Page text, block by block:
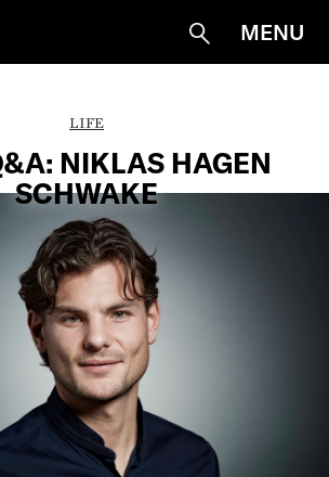
Suche
MENU
LIFE
NIKLAS HAGEN
SCHWAKE